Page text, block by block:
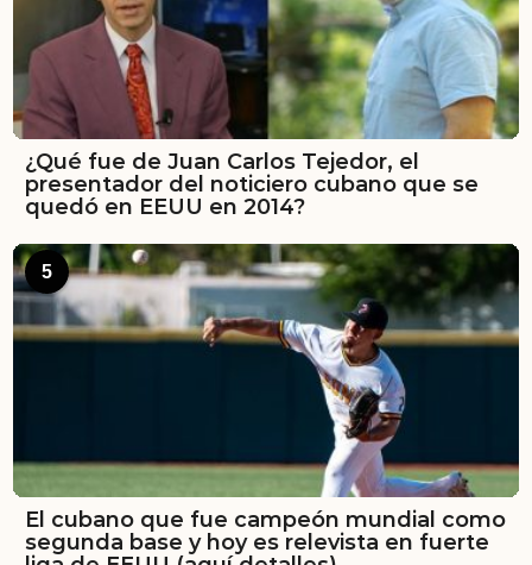
¿Qué fue de Juan Carlos Tejedor, el
presentador del noticiero cubano que se
quedó en EEUU en 2014?
5
El cubano que fue campeón mundial como
segunda base y hoy es relevista en fuerte